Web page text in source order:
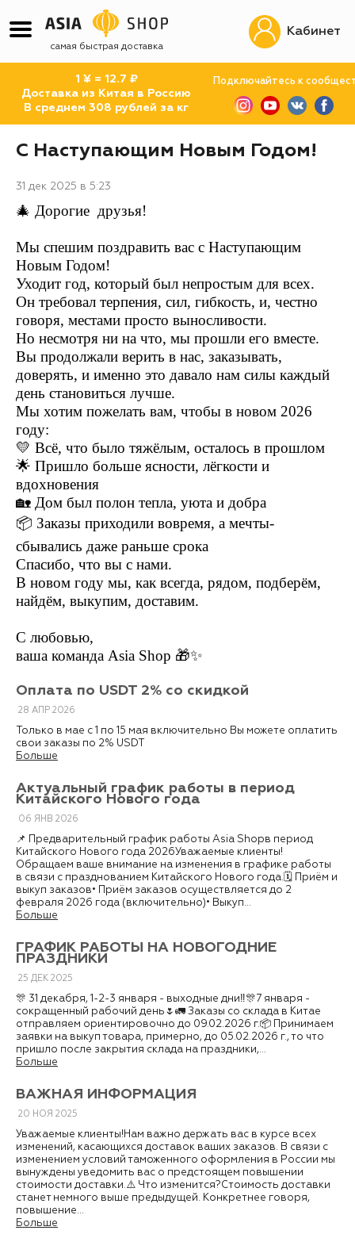
самая быстрая доставка
1 ¥ = 12.7 ₽
Доставка из Китая в Россию
В среднем 308 рублей за кг
Подключайтесь к
Кабинет
С Наступающим Новым Годом!
31 дек 2025 в 5:23
🎄 Дорогие друзья!
Мы спешим поздравить вас с Наступающим
Новым Годом!
Уходит год, который был непростым для всех.
Он требовал терпения, сил, гибкость, и, честно
говоря, местами просто выносливости.
Но несмотря ни на что, мы прошли его вместе.
Вы продолжали верить в нас, заказывать,
доверять, и именно это давало нам силы каждый
день становиться лучше.
Мы хотим пожелать вам, чтобы в новом 2026
году:
💛 Всё, что было тяжёлым, осталось в прошлом
🌟 Пришло больше ясности, лёгкости и
вдохновения
🏡 Дом был полон тепла, уюта и добра
📦 Заказы приходили вовремя, а мечты-
сбывались даже раньше срока
Спасибо, что вы с нами.
В новом году мы, как всегда, рядом, подберём,
найдём, выкупим, доставим.
С любовью,
ваша команда Asia Shop 🎁✨
28 АПР 2026
Оплата по USDT 2% со скидкой
Только в мае с 1 по 15 мая включительно Вы можете оплатить
свои заказы по 2% USDT
Больше
06 ЯНВ 2026
Актуальный график работы в период
Китайского Нового года
📌 Предварительный график работы Asia Shopв период
Китайского Нового года 2026Уважаемые клиенты!
Обращаем ваше внимание на изменения в графике работы
в связи с празднованием Китайского Нового года.🗓 Приём и
выкуп заказов• Приём заказов осуществляется до 2
февраля 2026 года (включительно)• Выкуп...
Больше
25 ДЕК 2025
ГРАФИК РАБОТЫ НА НОВОГОДНИЕ
ПРАЗДНИКИ
🎊 31 декабря, 1-2-3 января - выходные дни‼️🎊7 января -
сокращенный рабочий день🌷🚛 Заказы со склада в Китае
отправляем ориентировочно до 09.02.2026 г.📦 Принимаем
заявки на выкуп товара, примерно, до 05.02.2026 г., то что
пришло после закрытия склада на праздники,...
Больше
20 НОЯ 2025
ВАЖНАЯ ИНФОРМАЦИЯ
Уважаемые клиенты!Нам важно держать вас в курсе всех
изменений, касающихся доставок ваших заказов. В связи с
изменением условий таможенного оформления в России мы
вынуждены уведомить вас о предстоящем повышении
стоимости доставки.⚠️ Что изменится?Стоимость доставки
станет немного выше предыдущей. Конкретнее говоря,
повышение...
Больше